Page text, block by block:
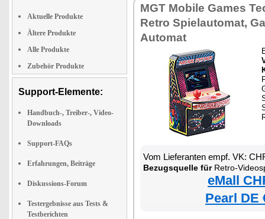
Aktuelle Produkte
Ältere Produkte
Alle Produkte
Zubehör Produkte
Support-Elemente:
Handbuch-, Treiber-, Video-
Downloads
Support-FAQs
Erfahrungen, Beiträge
Diskussions-Forum
Testergebnisse aus Tests &
Testberichten
MGT Mobile Games
Retro Spielautomat,
Automat
Vom Lieferanten empf. VK:
Bezugsquelle fürRetro-
eMall
Pearl DE